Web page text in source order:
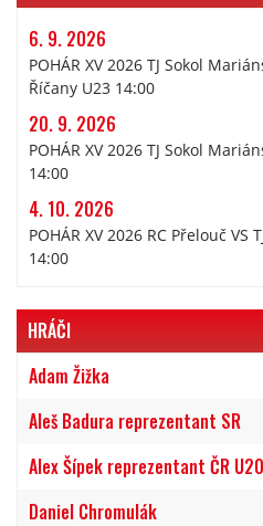
6. 9. 2026
POHÁR XV 2026 TJ Sokol
Říčany U23 14:00
20. 9. 2026
POHÁR XV 2026 TJ Sokol
14:00
4. 10. 2026
POHÁR XV 2026 RC Přelouč VS
14:00
HRÁČI
Adam Žižka
Aleš Badura reprezentant SR
Alex Šípek reprezentant ČR U20
Daniel Chromulák